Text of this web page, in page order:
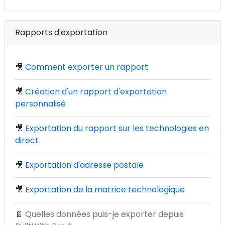
Rapports d'exportation
🎥 Comment exporter un rapport
🎥 Création d'un rapport d'exportation
personnalisé
🎥 Exportation du rapport sur les technologies en
direct
🎥 Exportation d'adresse postale
🎥 Exportation de la matrice technologique
📄 Quelles données puis-je exporter depuis